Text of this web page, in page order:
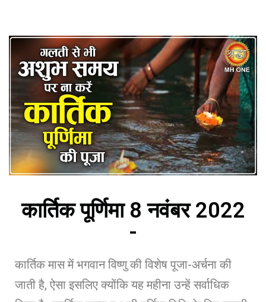
कार्तिक पूर्णिमा 8 नवंबर 2022
-
कार्तिक मास में भगवान विष्णु की विशेष पूजा-अर्चना की
जाती है, ऐसा इसलिए क्योंकि यह महीना उन्हें सर्वाधिक